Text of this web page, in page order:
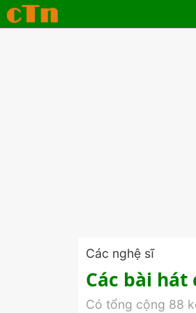
Các nghệ sĩ
Các bài hát
Có tổng cộng 88